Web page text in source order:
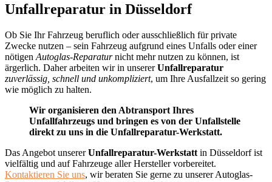
Unfallreparatur in Düsseldorf
Ob Sie Ihr Fahrzeug beruflich oder ausschließlich für private
Zwecke nutzen – sein Fahrzeug aufgrund eines Unfalls oder einer
nötigen Autoglas-Reparaturnicht mehr nutzen zu können, ist
ärgerlich. Daher arbeiten wir in unsererUnfallreparatur
zuverlässig, schnell und unkompliziert, um Ihre Ausfallzeit so gering
wie möglich zu halten.
Wir organisieren den Abtransport Ihres
Unfallfahrzeugs und bringen es von der Unfallstelle
direkt zu uns in die Unfallreparatur-Werkstatt.
Das Angebot unsererUnfallreparatur-Werkstatt in Düsseldorf ist
vielfältig und auf Fahrzeuge aller Hersteller vorbereitet.
Kontaktieren Sie uns, wir beraten Sie gerne zu unserer Autoglas-